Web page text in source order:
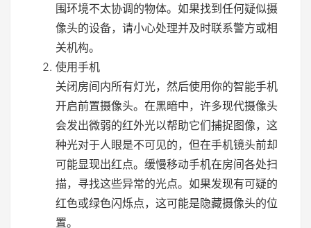
围环境不太协调的物体。如果找到任何疑似摄
像头的设备，请小心处理并及时联系警方或相
关机构。
使用手机
关闭房间内所有灯光，然后使用你的智能手机
开启前置摄像头。在黑暗中，许多现代摄像头
会发出微弱的红外光以帮助它们捕捉图像，这
种光对于人眼是不可见的，但在手机镜头前却
可能显现出红点。缓慢移动手机在房间各处扫
描，寻找这些异常的光点。如果发现有可疑的
红色或绿色闪烁点，这可能是隐藏摄像头的位
置。